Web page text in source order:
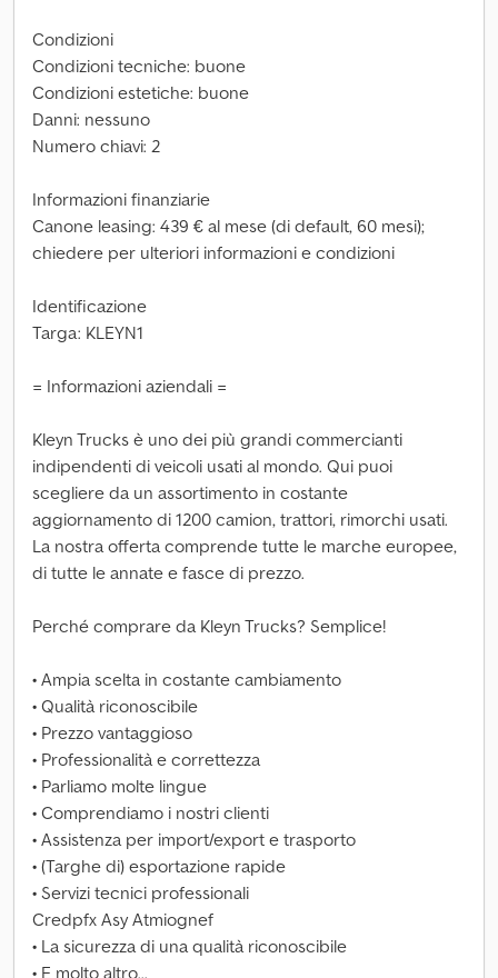
Condizioni
Condizioni tecniche: buone
Condizioni estetiche: buone
Danni: nessuno
Numero chiavi: 2
Informazioni finanziarie
Canone leasing: 439 € al mese (di default, 60 mesi);
chiedere per ulteriori informazioni e condizioni
Identificazione
Targa: KLEYN1
= Informazioni aziendali =
Kleyn Trucks è uno dei più grandi commercianti
indipendenti di veicoli usati al mondo. Qui puoi
scegliere da un assortimento in costante
aggiornamento di 1200 camion, trattori, rimorchi usati.
La nostra offerta comprende tutte le marche europee,
di tutte le annate e fasce di prezzo.
Perché comprare da Kleyn Trucks? Semplice!
• Ampia scelta in costante cambiamento
• Qualità riconoscibile
• Prezzo vantaggioso
• Professionalità e correttezza
• Parliamo molte lingue
• Comprendiamo i nostri clienti
• Assistenza per import/export e trasporto
• (Targhe di) esportazione rapide
• Servizi tecnici professionali
Credpfx Asy Atmiognef
• La sicurezza di una qualità riconoscibile
• E molto altro...